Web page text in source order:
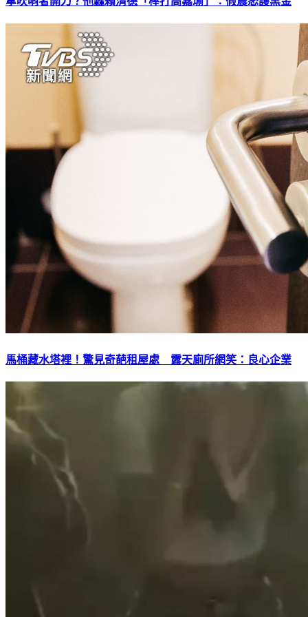
馬桶藏水塔裡！驚見奇葩租屋處 露天廁所網笑：良心企業